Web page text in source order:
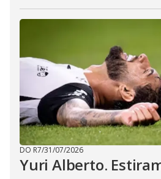
DO R7/31/07/2026
Yuri Alberto.